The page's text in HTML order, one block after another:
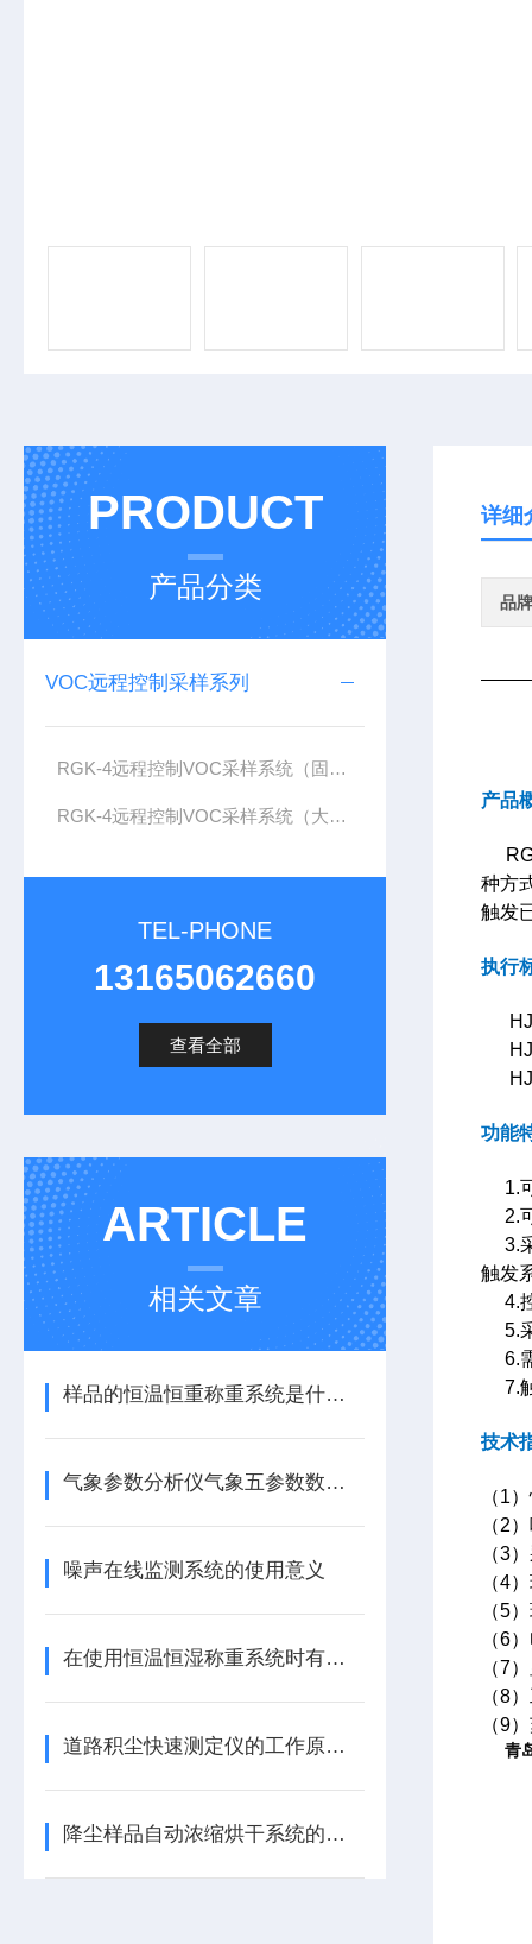
PRODUCT
产品分类
VOC远程控制采样系列
RGK-4远程控制VOC采样系统（固定污染源）
RGK-4远程控制VOC采样系统（大气）
TEL-PHONE
13165062660
查看全部
ARTICLE
相关文章
样品的恒温恒重称重系统是什么原理
气象参数分析仪气象五参数数据采集分析仪
噪声在线监测系统的使用意义
在使用恒温恒湿称重系统时有哪些注意事项？看完便知
道路积尘快速测定仪的工作原理及优势
降尘样品自动浓缩烘干系统的原理与优势
详细
品牌
产品
种方
触发
执行
HJ/
功能
1.
2.
3.
触发
4.
5.
6.
7.
技术
（1
（2
（3
（4
（5
（6
（7
（8
（9
青